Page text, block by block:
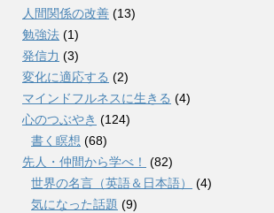
人間関係の改善 (13)
勉強法 (1)
発信力 (3)
変化に適応する (2)
マインドフルネスに生きる (4)
心のつぶやき (124)
書く瞑想 (68)
先人・仲間から学べ！
(82)
世界の名言（英語＆日本語）
(4)
気になった話題 (9)